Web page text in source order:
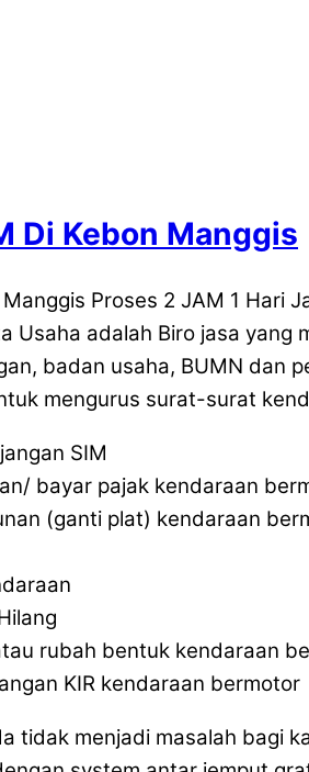
Di Kebon Manggis
Proses 2 JAM 1 Hari
Usaha adalah Biro jasa
badan usaha, BUMN dan
mengurus surat-surat
SIM
bayar pajak kendaraan
(ganti plat) kendaraan
rubah bentuk kendaraan
KIR kendaraan bermotor
tidak menjadi masalah bagi